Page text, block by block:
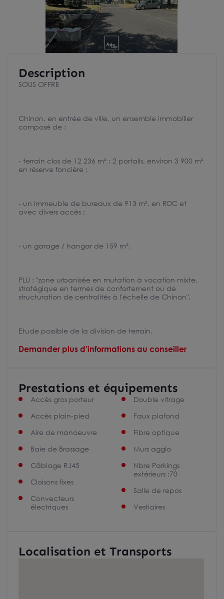
Description
SOUS OFFRE
Chinon, en entrée de ville, un ensemble immobilier
composé de :
- terrain clos de 12 236 m² : 2 portails, environ 3 900 m²
en réserve foncière ;
- un immeuble de bureaux de 913 m², en RDC et
avec divers accès ;
- un garage / hangar de 159 m².
PLU : "zone urbanisée en mutation à vocation mixte,
stratégique en termes de confortement ou de
structuration de centralités à l'échelle de Chinon".
Etude possible de la division de terrain.
Demander plus d'informations au conseiller
Prestations et équipements
Accès gros porteur
Accès plain-pied
Aire de manoeuvre
Baie de Brassage
Câblage RJ45
Cloisons fixes
Convecteurs
électriques
Double vitrage
Faux plafond
Fibre optique
Murs agglo
Nbre Parkings
extérieurs :70
Salle de repos
Vestiaires
Localisation et Transports